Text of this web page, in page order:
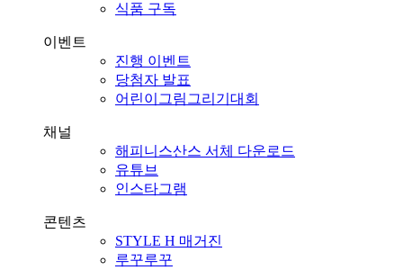
식품 구독
이벤트
진행 이벤트
당첨자 발표
어린이그림그리기대회
채널
해피니스산스 서체 다운로드
유튜브
인스타그램
콘텐츠
STYLE H 매거진
루꾸루꾸